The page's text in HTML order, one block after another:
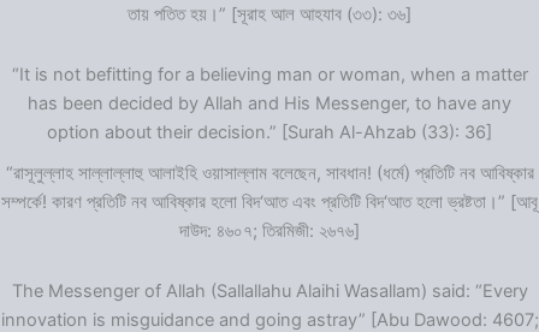
তায় পতিত হয়।” [সূরাহ আল আহযাব (৩৩): ৩৬]
“It is not befitting for a believing man or woman, when a matter
has been decided by Allah and His Messenger, to have any
option about their decision.” [Surah Al-Ahzab (33): 36]
“রাসূলুল্লাহ সাল্লাল্লাহু আলাইহি ওয়াসাল্লাম বলেছেন, সাবধান! (ধর্মে) প্রতিটি নব আবিষ্কার
সম্পর্কে! কারণ প্রতিটি নব আবিষ্কার হলো বিদ‘আত এবং প্রতিটি বিদ‘আত হলো ভ্রষ্টতা।” [আবূ
দাউদ: ৪৬০৭; তিরমিজী: ২৬৭৬]
The Messenger of Allah (Sallallahu Alaihi Wasallam) said: “Every
innovation is misguidance and going astray” [Abu Dawood: 4607;